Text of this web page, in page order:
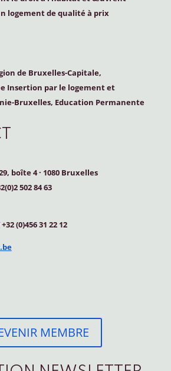
logement de qualité à prix
de Bruxelles-Capitale,
Insertion par le logement et
Bruxelles, Education Permanente
boîte 4· 1080 Bruxelles
502 84 63
(0)456 31 22 12
MEMBRE